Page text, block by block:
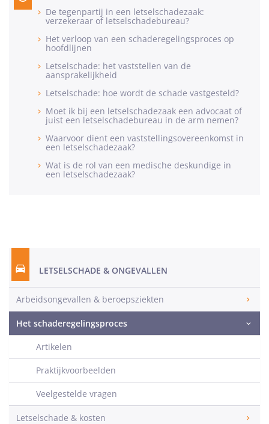
De tegenpartij in een letselschadezaak:
verzekeraar of letselschadebureau?
Het verloop van een schaderegelingsproces op
hoofdlijnen
Letselschade: het vaststellen van de
aansprakelijkheid
Letselschade: hoe wordt de schade vastgesteld?
Moet ik bij een letselschadezaak een advocaat of
juist een letselschadebureau in de arm nemen?
Waarvoor dient een vaststellingsovereenkomst in
een letselschadezaak?
Wat is de rol van een medische deskundige in
een letselschadezaak?
LETSELSCHADE & ONGEVALLEN
Arbeidsongevallen & beroepsziekten
Het schaderegelingsproces
Artikelen
Praktijkvoorbeelden
Veelgestelde vragen
Letselschade & kosten